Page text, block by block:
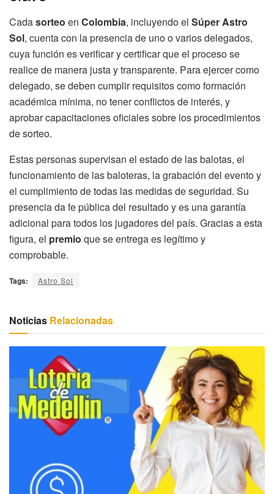
Cadasorteo en Colombia, incluyendo el Súper Astro
Sol, cuenta con la presencia de uno o varios delegados,
cuya función es verificar y certificar que el proceso se
realice de manera justa y transparente. Para ejercer como
delegado, se deben cumplir requisitos como formación
académica mínima, no tener conflictos de interés, y
aprobar capacitaciones oficiales sobre los procedimientos
de sorteo.
Estas personas supervisan el estado de las balotas, el
funcionamiento de las baloteras, la grabación del evento y
el cumplimiento de todas las medidas de seguridad. Su
presencia da fe pública del resultado y es una garantía
adicional para todos los jugadores del país. Gracias a esta
figura, el premio que se entrega es legítimo y
comprobable.
Tags: Astro Sol
Noticias Relacionadas